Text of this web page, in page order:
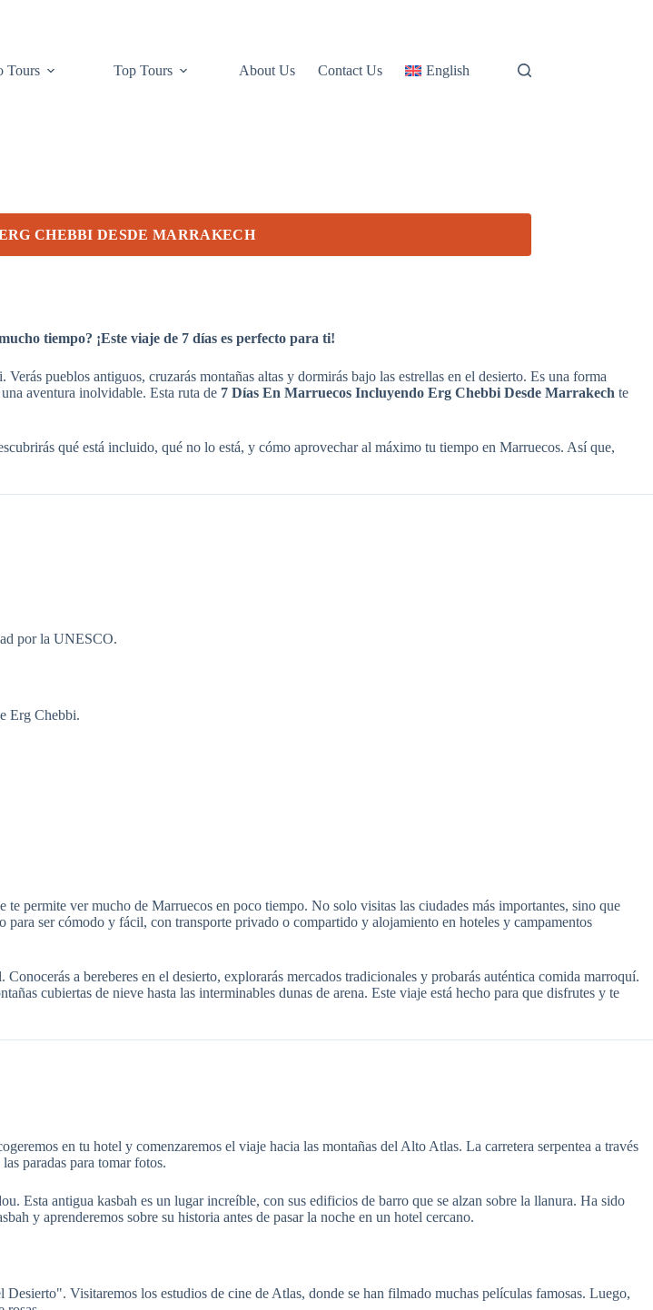
Tours Top Tours About Us Contact Us English
CHEBBI DESDE MARRAKECH
tiempo? ¡Este viaje de 7 días es perfecto para ti!
pueblos antiguos, cruzarás montañas altas y dormirás bajo las estrellas en el desierto. Es una forma
aventura inolvidable. Esta ruta de 7 Días En Marruecos Incluyendo Erg Chebbi Desde Marrakech te
qué está incluido, qué no lo está, y cómo aprovechar al máximo tu tiempo en Marruecos. Así que,
por la UNESCO.
Erg Chebbi.
te permite ver mucho de Marruecos en poco tiempo. No solo visitas las ciudades más importantes, sino que
ser cómodo y fácil, con transporte privado o compartido y alojamiento en hoteles y campamentos
a bereberes en el desierto, explorarás mercados tradicionales y probarás auténtica comida marroquí.
cubiertas de nieve hasta las interminables dunas de arena. Este viaje está hecho para que disfrutes y te
en tu hotel y comenzaremos el viaje hacia las montañas del Alto Atlas. La carretera serpentea a través
paradas para tomar fotos.
Esta antigua kasbah es un lugar increíble, con sus edificios de barro que se alzan sobre la llanura. Ha sido
y aprenderemos sobre su historia antes de pasar la noche en un hotel cercano.
Visitaremos los estudios de cine de Atlas, donde se han filmado muchas películas famosas. Luego,